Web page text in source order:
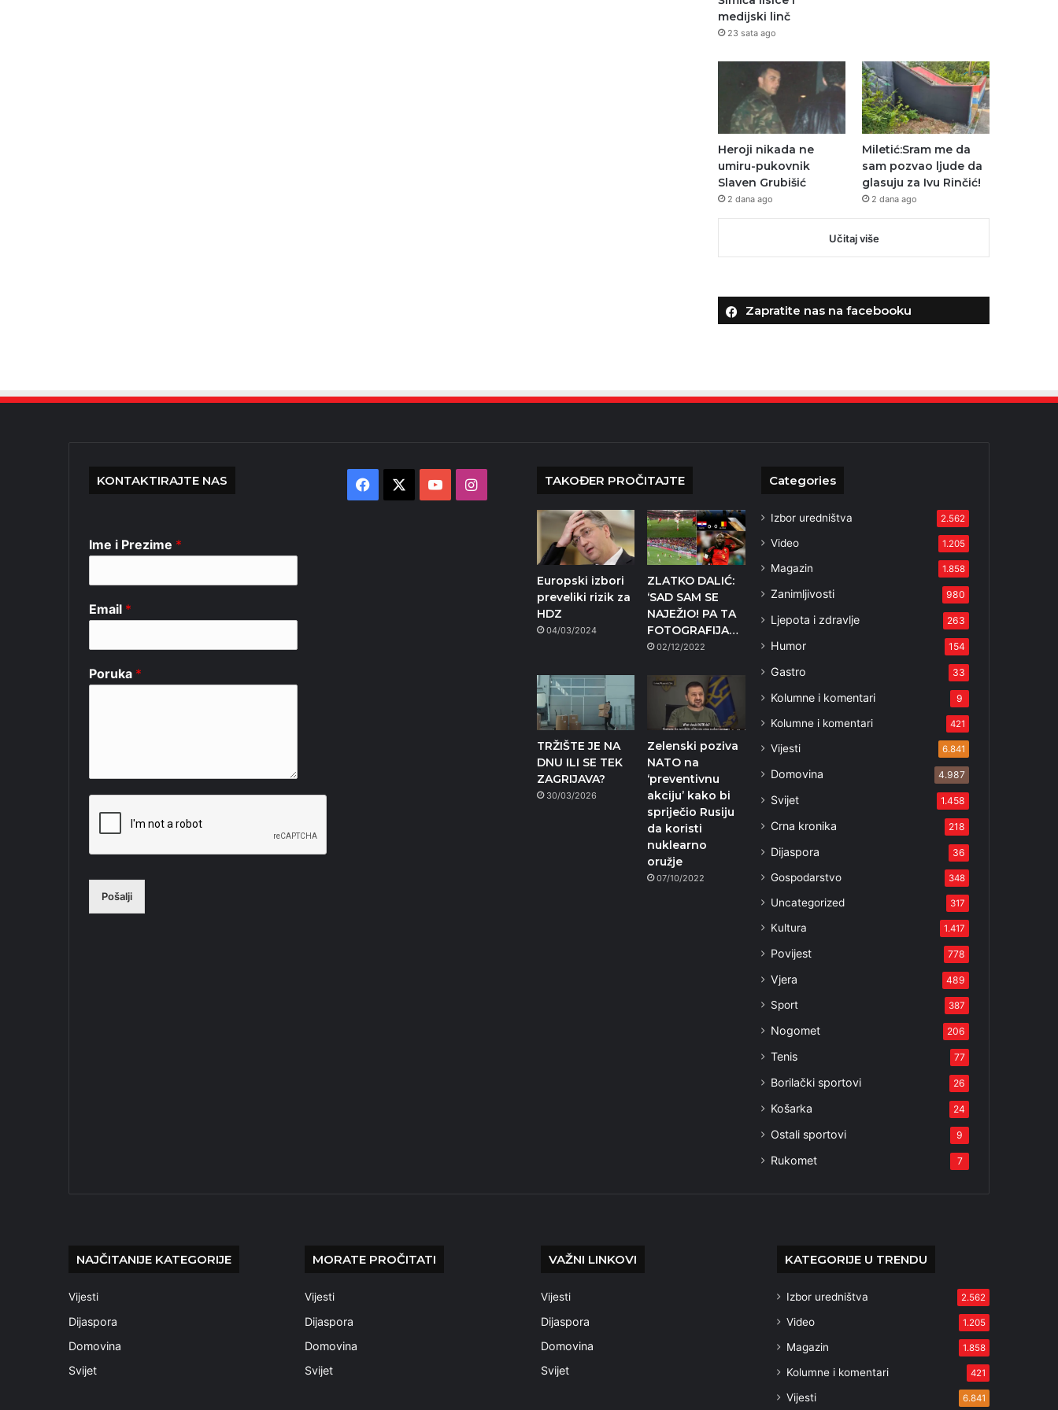
medijski linč
23 sata ago
Heroji nikada ne
umiru-pukovnik
Slaven Grubišić
2 dana ago
Miletić:Sram me da
sam pozvao ljude da
glasuju za Ivu Rinčić!
2 dana ago
Učitaj više
Zapratite nas na facebooku
KONTAKTIRAJTE NAS
Ime i Prezime *
Email *
Poruka *
Pošalji
Facebook YouTubeInstagram TAKOĐER PROČITAJTE
Europski izbori
preveliki rizik za
HDZ
04/03/2024
ZLATKO DALIĆ:
‘SAD SAM SE
NAJEŽIO! PA TA
FOTOGRAFIJA…
02/12/2022
TRŽIŠTE JE NA
DNU ILI SE TEK
ZAGRIJAVA?
30/03/2026
Zelenski poziva
NATO na
‘preventivnu
akciju’ kako bi
spriječio Rusiju
da koristi
nuklearno
oružje
07/10/2022
Categories
Izbor uredništva 2.562
Video 1.205
Magazin 1.858
Zanimljivosti 980
Ljepota i zdravlje 263
Humor 154
Gastro 33
Kolumne i komentari 9
Kolumne i komentari 421
Vijesti 6.841
Domovina 4.987
Svijet 1.458
Crna kronika 218
Dijaspora 36
Gospodarstvo 348
Uncategorized 317
Kultura 1.417
Povijest 778
Vjera 489
Sport 387
Nogomet 206
Tenis 77
Borilački sportovi 26
Košarka 24
Ostali sportovi 9
Rukomet 7
NAJČITANIJE KATEGORIJE
Vijesti
Dijaspora
Domovina
Svijet
MORATE PROČITATI
Vijesti
Dijaspora
Domovina
Svijet
VAŽNI LINKOVI
Vijesti
Dijaspora
Domovina
Svijet
KATEGORIJE U TRENDU
Izbor uredništva 2.562
Video 1.205
Magazin 1.858
Kolumne i komentari 421
Vijesti 6.841